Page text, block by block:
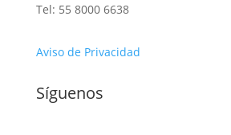
Tel: 55 8000 6638
Aviso de Privacidad
Síguenos